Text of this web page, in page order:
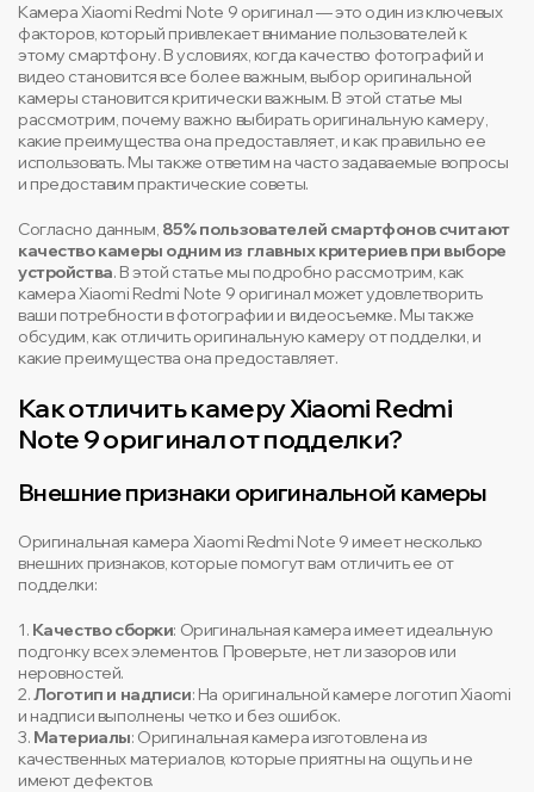
Камера Xiaomi Redmi Note 9 оригинал — это один из ключевых
факторов, который привлекает внимание пользователей к
этому смартфону. В условиях, когда качество фотографий и
видео становится все более важным, выбор оригинальной
камеры становится критически важным. В этой статье мы
рассмотрим, почему важно выбирать оригинальную камеру,
какие преимущества она предоставляет, и как правильно ее
использовать. Мы также ответим на часто задаваемые вопросы
и предоставим практические советы.
Согласно данным, 85% пользователей смартфонов считают
качество камеры одним из главных критериев при выборе
устройства. В этой статье мы подробно рассмотрим, как
камера Xiaomi Redmi Note 9 оригинал может удовлетворить
ваши потребности в фотографии и видеосъемке. Мы также
обсудим, как отличить оригинальную камеру от подделки, и
какие преимущества она предоставляет.
Как отличить камеру Xiaomi Redmi
Note 9 оригинал от подделки?
Внешние признаки оригинальной камеры
Оригинальная камера Xiaomi Redmi Note 9 имеет несколько
внешних признаков, которые помогут вам отличить ее от
подделки:
1. Качество сборки: Оригинальная камера имеет идеальную
подгонку всех элементов. Проверьте, нет ли зазоров или
неровностей.
2.Логотип и надписи: На оригинальной камере логотип Xiaomi
и надписи выполнены четко и без ошибок.
3. Материалы: Оригинальная камера изготовлена из
качественных материалов, которые приятны на ощупь и не
имеют дефектов.